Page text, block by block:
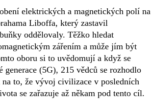
elektrických a magnetických polí na
Liboffa, který zastavil
oddělovaly. Těžko hledat
zářením a může jím být
oboru si to uvědomují a když se
(5G), 215 vědců se rozhodlo
to, že vývoj civilizace v posledních
se zařazuje až někam pod tento cíl.